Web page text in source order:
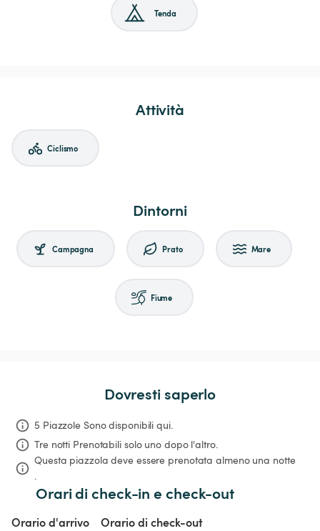
Tenda
Attività
Ciclismo
Dintorni
Campagna Prato Mare
Fiume
Dovresti saperlo
5 Piazzole Sono disponibili qui.
Tre notti Prenotabili solo uno dopo l'altro.
Questa piazzola deve essere prenotata almeno una notte
.
Orari di check-in e check-out
Orario d'arrivo Orario di check-out